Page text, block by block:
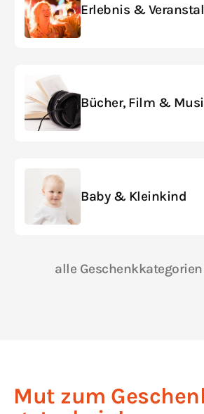
Erlebnis &
Bücher, Film &
Baby & Kleinkind
alle
Mut zum